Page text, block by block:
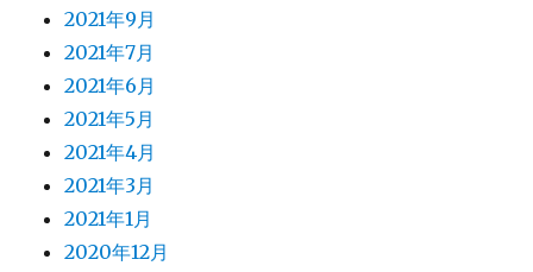
2021年9月
2021年7月
2021年6月
2021年5月
2021年4月
2021年3月
2021年1月
2020年12月